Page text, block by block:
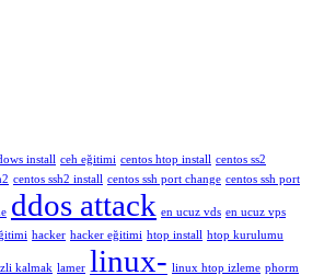
install ceh eğitimi centos htop install centos ss2
centos ssh2 install centos ssh port change centos ssh port
ddos attack en ucuz vds en ucuz vps
hacker hacker eğitimi htop install htop kurulumu
kalmak lamer linux- linux htop izleme phorm